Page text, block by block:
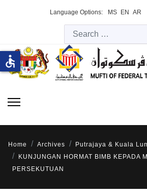
Language Options: MS EN AR
Home Archives
Putrajaya & Kuala
KUNJUNGAN HORMAT BIMB KEPADA
PERSEKUTUAN
accessible